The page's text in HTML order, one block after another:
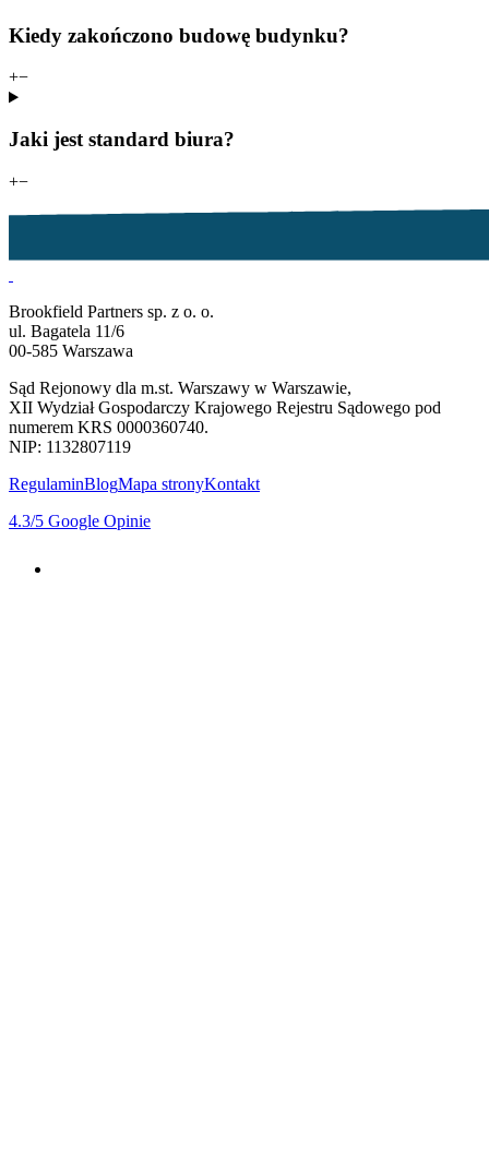
Kiedy zakończono budowę budynku?
+−
Jaki jest standard biura?
+−
Brookfield Partners sp. z o. o.
ul. Bagatela 11/6
00-585 Warszawa
Sąd Rejonowy dla m.st. Warszawy w Warszawie,
XII Wydział Gospodarczy Krajowego Rejestru Sądowego pod
numerem KRS 0000360740.
NIP: 1132807119
RegulaminBlogMapa stronyKontakt
4.3/5 Google Opinie